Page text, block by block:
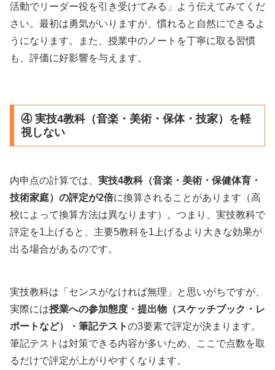
活動でリーダー役を引き受けてみる」よう伝えてみてくだ
さい。最初は勇気がいりますが、慣れると自然にできるよ
うになります。また、授業中のノートを丁寧に取る習慣
も、評価に好影響を与えます。
④ 実技4教科（音楽・美術・保体・技家）を軽
視しない
内申点の計算では、 実技4教科（音楽・美術・保健体育・
技術家庭）の評定が2倍に換算されることがあります（高
校によって換算方法は異なります）。つまり、実技教科で
評定を1上げると、主要5教科を1上げるより大きな効果が
出る場合があるのです。
実技教科は「センスがなければ無理」と思いがちですが、
実際には授業への参加態度・提出物（スケッチブック・レ
ポートなど）・筆記テストの3要素で評定が決まります。
筆記テストは対策できる内容が多いため、ここで点数を取
るだけで評定が上がりやすくなります。